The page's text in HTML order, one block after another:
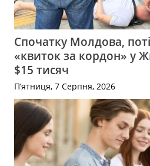
Спочатку Молдова,
«квиток за кордон» у
$15 тисяч
П’ятниця, 7 Серпня, 2026